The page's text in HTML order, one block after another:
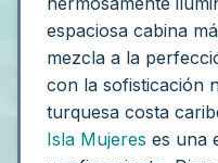
espaciosa cabina
mezcla a la
con la sofisticación
turquesa costa
Isla Mujeres es una